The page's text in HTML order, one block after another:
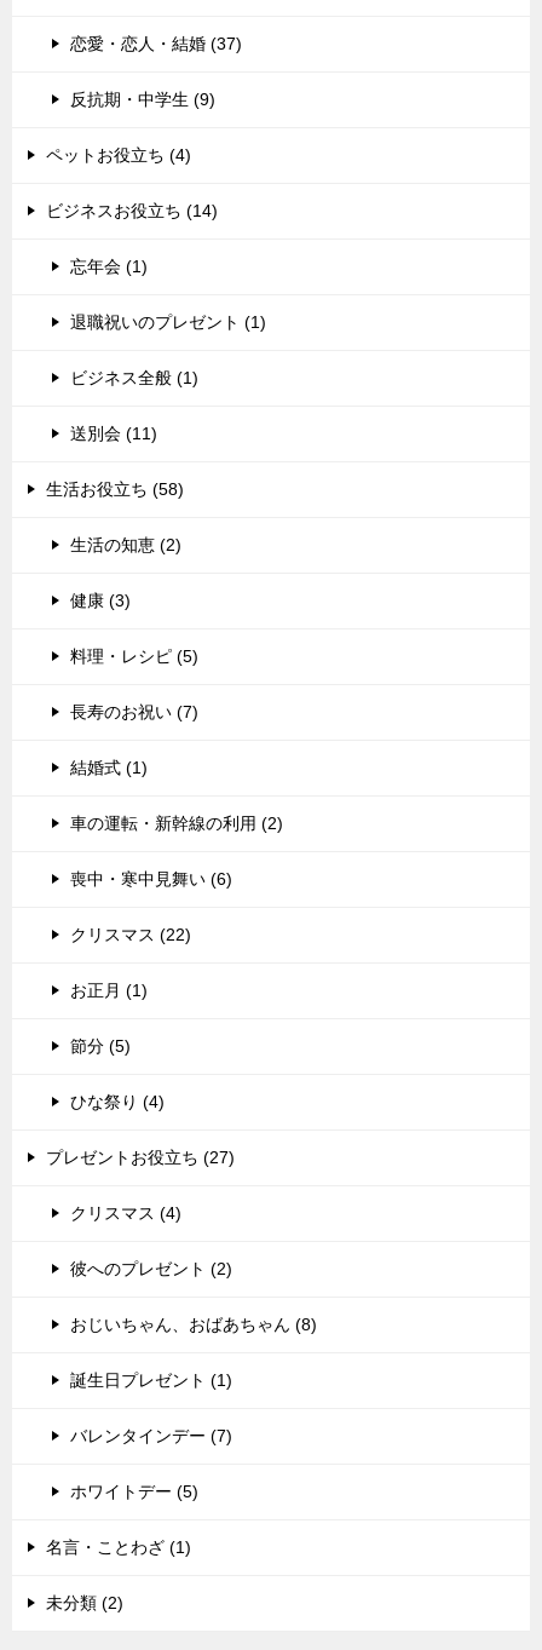
恋愛・恋人・結婚 (37)
反抗期・中学生 (9)
ペットお役立ち (4)
ビジネスお役立ち (14)
忘年会 (1)
退職祝いのプレゼント (1)
ビジネス全般 (1)
送別会 (11)
生活お役立ち (58)
生活の知恵 (2)
健康 (3)
料理・レシピ (5)
長寿のお祝い (7)
結婚式 (1)
車の運転・新幹線の利用 (2)
喪中・寒中見舞い (6)
クリスマス (22)
お正月 (1)
節分 (5)
ひな祭り (4)
プレゼントお役立ち (27)
クリスマス (4)
彼へのプレゼント (2)
おじいちゃん、おばあちゃん (8)
誕生日プレゼント (1)
バレンタインデー (7)
ホワイトデー (5)
名言・ことわざ (1)
未分類 (2)